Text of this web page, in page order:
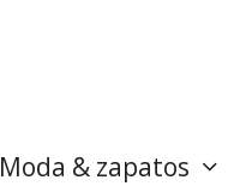
Moda & zapatos